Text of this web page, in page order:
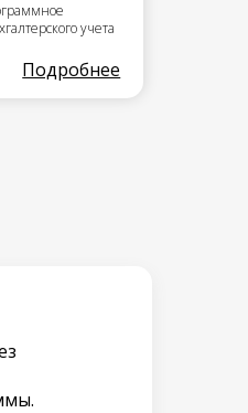
учета
Подробнее